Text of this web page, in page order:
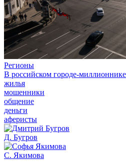
Регионы
В российском городе-
жилья
мошенники
общение
деньги
аферисты
Д. Бугров
С. Якимова